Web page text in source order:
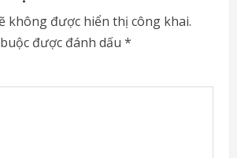
không được hiển thị công khai.
được đánh dấu *